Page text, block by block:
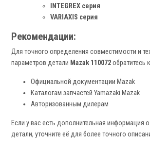
INTEGREX серия
VARIAXIS серия
Рекомендации:
Для точного определения совместимости и
параметров детали Mazak 110072обратитесь
Официальной документации Mazak
Каталогам запчастей Yamazaki Mazak
Авторизованным дилерам
Если у вас есть дополнительная информация
детали, уточните её для более точного